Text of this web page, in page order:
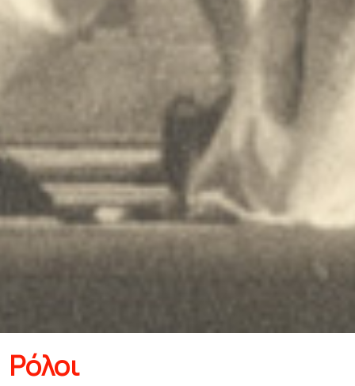
Ρόλοι